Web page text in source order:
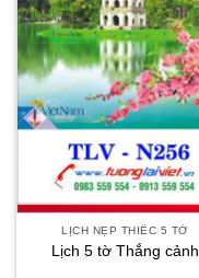
LỊCH NẸP THIẾC 5 TỜ
Lịch 5 tờ Thắng cảnh